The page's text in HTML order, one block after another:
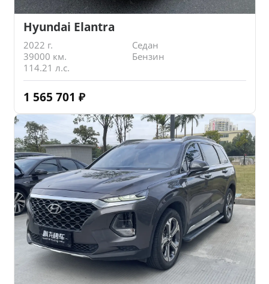
Hyundai Elantra
2022 г.
Седан
39000 км.
Бензин
114.21 л.с.
1 565 701 ₽